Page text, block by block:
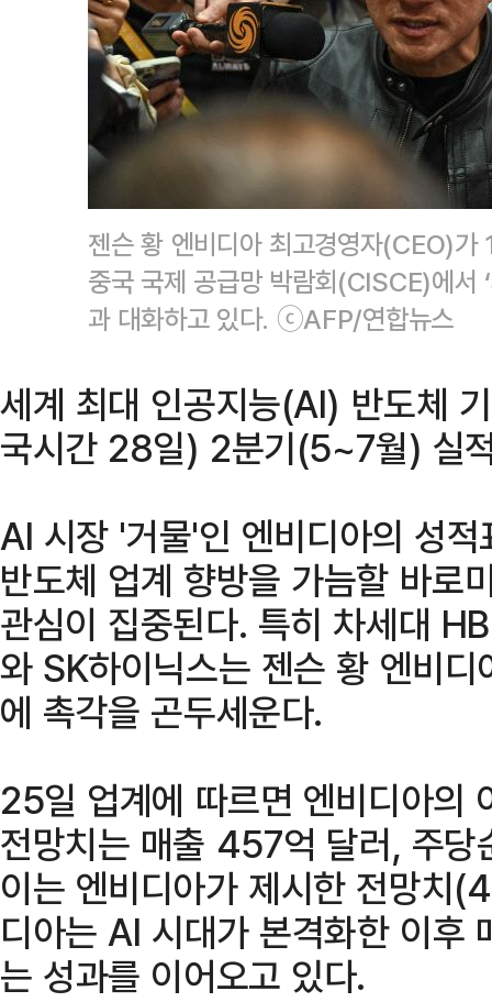
젠슨 황 엔비디아 최고경영자(CEO)
중국 국제 공급망 박람회(CISCE)에서
과 대화하고 있다. ⓒAFP/연합뉴스
세계 최대 인공지능(AI) 반도체
국시간 28일) 2분기(5~7월) 실
AI 시장 '거물'인 엔비디아의 성
반도체 업계 향방을 가늠할 바로
관심이 집중된다. 특히 차세대
와 SK하이닉스는 젠슨 황 엔비
에 촉각을 곤두세운다.
25일 업계에 따르면 엔비디아의
전망치는 매출 457억 달러, 주당
이는 엔비디아가 제시한 전망치
디아는 AI 시대가 본격화한 이후
는 성과를 이어오고 있다.